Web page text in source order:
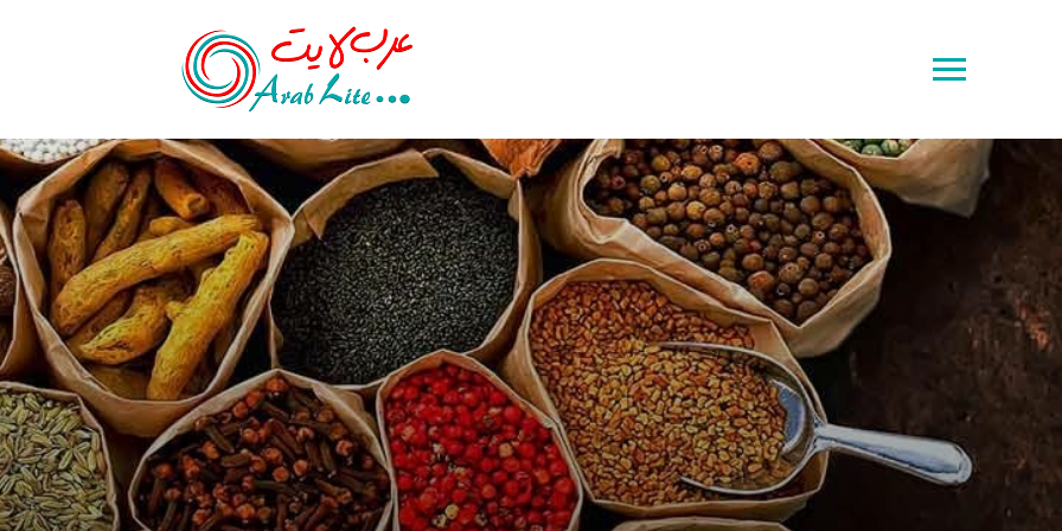
Toggle
&
navigation